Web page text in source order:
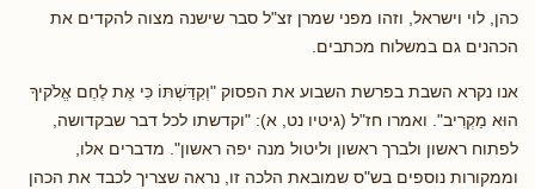
כהן, לוי וישראל, וזהו מפני שמרן זצ"ל סבר שישנה מצוה להקדים את
הכהנים גם במשלוח מכתבים.
אנו נקרא השבת בפרשת השבוע את הפסוק "וְקִדַּשְׁתּוֹ כִּי אֶת לֶחֶם אֱלֹקיךָ
הוּא מַקְרִיב". ואמרו חז"ל (גיטיו נט, א): "וקדשתו לכל דבר שבקדושה,
לפתוח ראשון ולברך ראשון וליטול מנה יפה ראשון". מדברים אלו,
וממקורות נוספים בש"ס שמובאת הלכה זו, נראה שצריך לכבד את הכהן